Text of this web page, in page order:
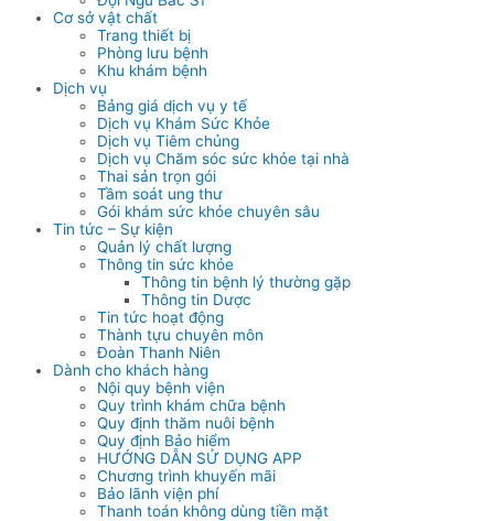
Cơ sở vật chất
Trang thiết bị
Phòng lưu bệnh
Khu khám bệnh
Dịch vụ
Bảng giá dịch vụ y tế
Dịch vụ Khám Sức Khỏe
Dịch vụ Tiêm chủng
Dịch vụ Chăm sóc sức khỏe tại nhà
Thai sản trọn gói
Tầm soát ung thư
Gói khám sức khỏe chuyên sâu
Tin tức – Sự kiện
Quản lý chất lượng
Thông tin sức khỏe
Thông tin bệnh lý thường gặp
Thông tin Dược
Tin tức hoạt động
Thành tựu chuyên môn
Đoàn Thanh Niên
Dành cho khách hàng
Nội quy bệnh viện
Quy trình khám chữa bệnh
Quy định thăm nuôi bệnh
Quy định Bảo hiểm
HƯỚNG DẪN SỬ DỤNG APP
Chương trình khuyến mãi
Bảo lãnh viện phí
Thanh toán không dùng tiền mặt